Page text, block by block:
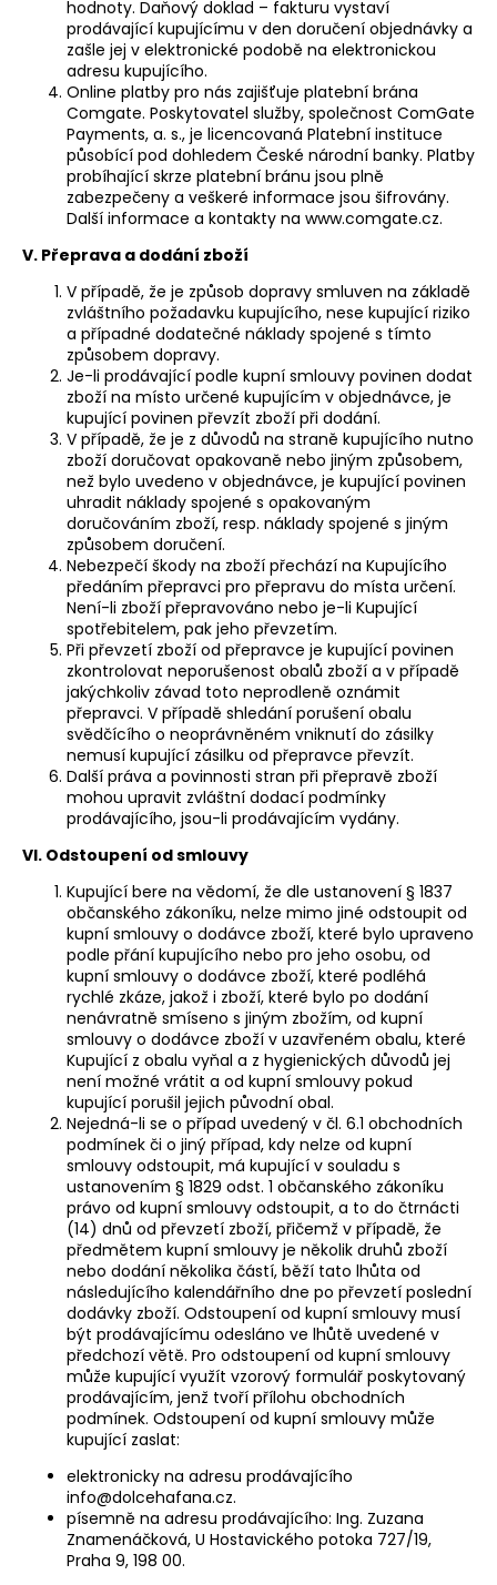
hodnoty. Daňový doklad – fakturu vystaví
prodávající kupujícímu v den doručení objednávky a
zašle jej v elektronické podobě na elektronickou
adresu kupujícího.
Online platby pro nás zajišťuje platební brána
Comgate. Poskytovatel služby, společnost ComGate
Payments, a. s., je licencovaná Platební instituce
působící pod dohledem České národní banky. Platby
probíhající skrze platební bránu jsou plně
zabezpečeny a veškeré informace jsou šifrovány.
Další informace a kontakty na www.comgate.cz.
V. Přeprava a dodání zboží
V případě, že je způsob dopravy smluven na základě
zvláštního požadavku kupujícího, nese kupující riziko
a případné dodatečné náklady spojené s tímto
způsobem dopravy.
Je-li prodávající podle kupní smlouvy povinen dodat
zboží na místo určené kupujícím v objednávce, je
kupující povinen převzít zboží při dodání.
V případě, že je z důvodů na straně kupujícího nutno
zboží doručovat opakovaně nebo jiným způsobem,
než bylo uvedeno v objednávce, je kupující povinen
uhradit náklady spojené s opakovaným
doručováním zboží, resp. náklady spojené s jiným
způsobem doručení.
Nebezpečí škody na zboží přechází na Kupujícího
předáním přepravci pro přepravu do místa určení.
Není-li zboží přepravováno nebo je-li Kupující
spotřebitelem, pak jeho převzetím.
Při převzetí zboží od přepravce je kupující povinen
zkontrolovat neporušenost obalů zboží a v případě
jakýchkoliv závad toto neprodleně oznámit
přepravci. V případě shledání porušení obalu
svědčícího o neoprávněném vniknutí do zásilky
nemusí kupující zásilku od přepravce převzít.
Další práva a povinnosti stran při přepravě zboží
mohou upravit zvláštní dodací podmínky
prodávajícího, jsou-li prodávajícím vydány.
VI. Odstoupení od smlouvy
Kupující bere na vědomí, že dle ustanovení § 1837
občanského zákoníku, nelze mimo jiné odstoupit od
kupní smlouvy o dodávce zboží, které bylo upraveno
podle přání kupujícího nebo pro jeho osobu, od
kupní smlouvy o dodávce zboží, které podléhá
rychlé zkáze, jakož i zboží, které bylo po dodání
nenávratně smíseno s jiným zbožím, od kupní
smlouvy o dodávce zboží v uzavřeném obalu, které
Kupující z obalu vyňal a z hygienických důvodů jej
není možné vrátit a od kupní smlouvy pokud
kupující porušil jejich původní obal.
Nejedná-li se o případ uvedený v čl. 6.1 obchodních
podmínek či o jiný případ, kdy nelze od kupní
smlouvy odstoupit, má kupující v souladu s
ustanovením § 1829 odst. 1 občanského zákoníku
právo od kupní smlouvy odstoupit, a to do čtrnácti
(14) dnů od převzetí zboží, přičemž v případě, že
předmětem kupní smlouvy je několik druhů zboží
nebo dodání několika částí, běží tato lhůta od
následujícího kalendářního dne po převzetí poslední
dodávky zboží. Odstoupení od kupní smlouvy musí
být prodávajícímu odesláno ve lhůtě uvedené v
předchozí větě. Pro odstoupení od kupní smlouvy
může kupující využít vzorový formulář poskytovaný
prodávajícím, jenž tvoří přílohu obchodních
podmínek. Odstoupení od kupní smlouvy může
kupující zaslat:
elektronicky na adresu prodávajícího
info@dolcehafana.cz.
písemně na adresu prodávajícího: Ing. Zuzana
Znamenáčková, U Hostavického potoka 727/19,
Praha 9, 198 00.